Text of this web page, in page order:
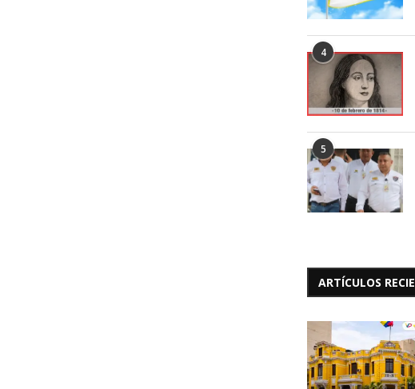
4
5
ARTÍCULOS